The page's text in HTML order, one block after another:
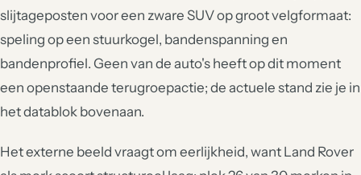
slijtageposten voor een zware SUV op groot velgformaat:
speling op een stuurkogel, bandenspanning en
bandenprofiel. Geen van de auto's heeft op dit moment
een openstaande terugroepactie; de actuele stand zie je in
het datablok bovenaan.
Het externe beeld vraagt om eerlijkheid, want Land Rover